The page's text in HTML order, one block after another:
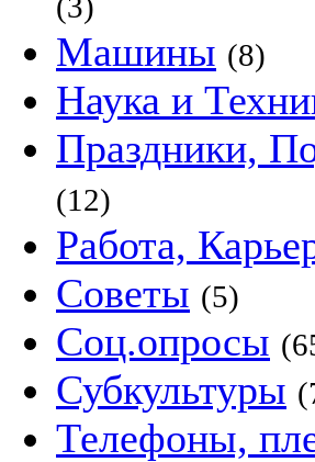
Машины (8)
Наука и
Праздники,
(12)
Работа,
Советы (5)
Соц.опросы
Субкультуры
Телефоны,